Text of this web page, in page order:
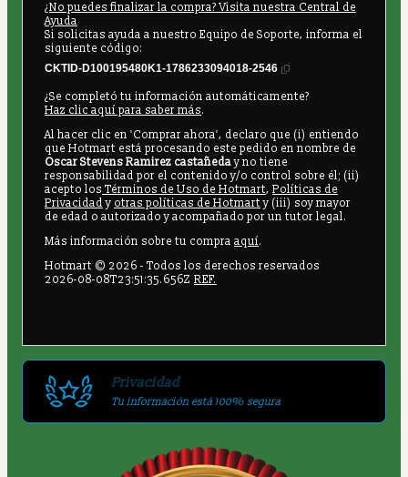
¿No puedes finalizar la compra? Visita nuestra Central de
Ayuda
Si solicitas ayuda a nuestro Equipo de Soporte, informa el
siguiente código:
CKTID-D100195480K1-1786233094018-2546
¿Se completó tu información automáticamente?
Haz clic aquí para saber más.
Al hacer clic en 'Comprar ahora', declaro que (i) entiendo
que Hotmart está procesando este pedido en nombre de
Oscar Stevens Ramirez castañeday no tiene
responsabilidad por el contenido y/o control sobre él; (ii)
acepto los Términos de Uso de Hotmart, Políticas de
Privacidad y otras políticas de Hotmart y (iii) soy mayor
de edad o autorizado y acompañado por un tutor legal.
Más información sobre tu compra aquí.
Hotmart © 2026 - Todos los derechos reservados
2026-08-08T23:51:35.656Z REF.
Privacidad
Tu información está 100% segura